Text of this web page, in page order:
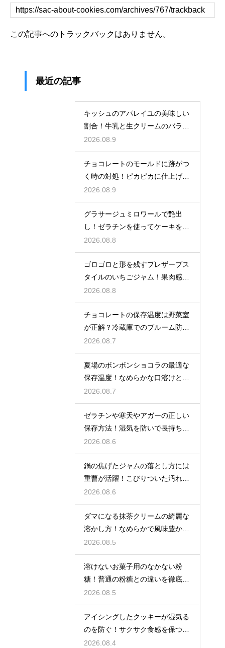
この記事へのトラックバックはありません。
最近の記事
キッシュのアパレイユの美味しい
割合！牛乳と生クリームのバラン
スで味が決まる
2026.08.9
チョコレートのモールドに跡がつ
く時の対処！ピカピカに仕上げる
ための秘策
2026.08.9
グラサージュミロワールで艶出
し！ゼラチンを使ってケーキを美
しく飾る
2026.08.8
ゴロゴロと形を残すプレザーブス
タイルのいちごジャム！果肉感を
たっぷり楽しむ美味しいレシピ
2026.08.8
チョコレートの保存温度は野菜室
が正解？冷蔵庫でのブルーム防止
策
2026.08.7
夏場のボンボンショコラの最適な
保存温度！なめらかな口溶けと美
しいツヤを保つための管理方法
2026.08.7
ゼラチンや寒天やアガーの正しい
保存方法！湿気を防いで長持ちさ
せるコツ
2026.08.6
鍋の焦げたジャムの落とし方には
重曹が活躍！こびりついた汚れを
綺麗に落としてピカピカにする技
2026.08.6
ダマになる抹茶クリームの綺麗な
溶かし方！なめらかで風味豊かな
クリームを作る
2026.08.5
溶けないお菓子用のなかない粉
糖！普通の粉糖との違いを徹底解
説
2026.08.5
アイシングしたクッキーが湿気る
のを防ぐ！サクサク食感を保つ裏
技
2026.08.4